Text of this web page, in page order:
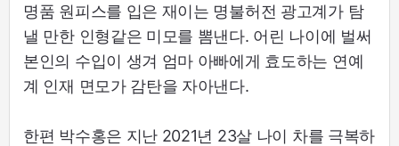
명품 원피스를 입은 재이는 명불허전 광고계가 탐
낼 만한 인형같은 미모를 뽐낸다. 어린 나이에 벌써
본인의 수입이 생겨 엄마 아빠에게 효도하는 연예
계 인재 면모가 감탄을 자아낸다.
한편 박수홍은 지난 2021년 23살 나이 차를 극복하